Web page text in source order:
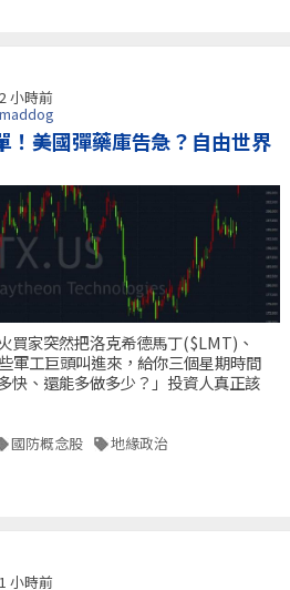
2 小時前
！美國彈藥庫告急？自由世界
買家突然把洛克希德馬丁($LMT)、
軍工巨頭叫進來，給你三個星期時間
快、還能多做多少？」投資人真正該
國防概念股 地緣政治
1 小時前